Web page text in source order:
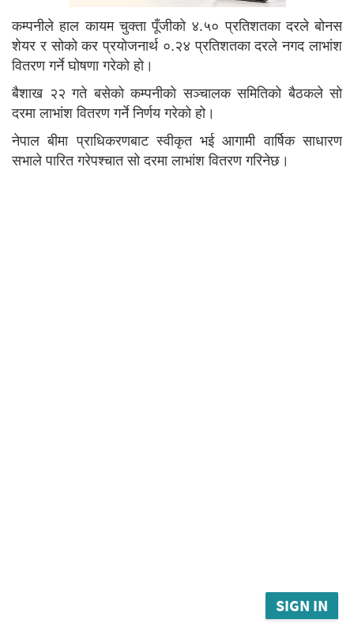
कम्पनीले हाल कायम चुक्ता पूँजीको ४.५० प्रतिशतका दरले बोनस
शेयर र सोको कर प्रयोजनार्थ ०.२४ प्रतिशतका दरले नगद लाभांश
वितरण गर्ने घोषणा गरेको हो।
बैशाख २२ गते बसेको कम्पनीको सञ्चालक समितिको बैठकले सो
दरमा लाभांश वितरण गर्ने निर्णय गरेको हो।
नेपाल बीमा प्राधिकरणबाट स्वीकृत भई आगामी वार्षिक साधारण
सभाले पारित गरेपश्चात सो दरमा लाभांश वितरण गरिनेछ।
SIGN IN